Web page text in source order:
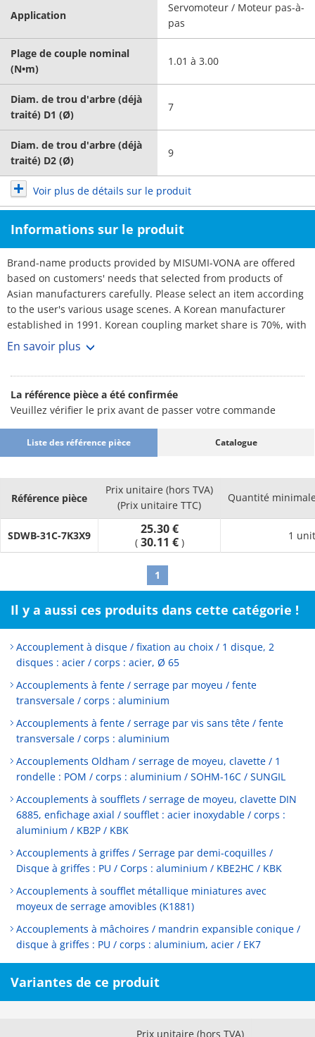
Application
Servomoteur / Moteur pas-à-
pas
Plage de couple nominal
(N•m)
1.01 à 3.00
Diam. de trou d'arbre (déjà
traité) D1 (Ø)
7
Diam. de trou d'arbre (déjà
traité) D2 (Ø)
9
Voir plus de détails sur le produit
Informations sur le produit
Brand-name products provided by MISUMI-VONA are offered
based on customers' needs that selected from products of
Asian manufacturers carefully. Please select an item according
to the user's various usage scenes. A Korean manufacturer
established in 1991. Korean coupling market share is 70%, with
over 3,000 customers. No1 maker. Rich selection, and short
lead-times.
En savoir plus
La référence pièce a été confirmée
Veuillez vérifier le prix avant de passer votre commande
Liste des référence pièce Catalogue
Référence pièce
Prix unitaire (hors TVA)
(Prix unitaire TTC)
Quantité
SDWB-31C-7K3X9 25.30 €
( 30.11 € )
1
1
Il y a aussi ces produits dans cette catégorie !
Accouplement à disque / fixation au choix / 1 disque, 2
disques : acier / corps : acier, Ø 65
Accouplements à fente / serrage par moyeu / fente
transversale / corps : aluminium
Accouplements à fente / serrage par vis sans tête / fente
transversale / corps : aluminium
Accouplements Oldham / serrage de moyeu, clavette / 1
rondelle : POM / corps : aluminium / SOHM-16C / SUNGIL
Accouplements à soufflets / serrage de moyeu, clavette DIN
6885, enfichage axial / soufflet : acier inoxydable / corps :
aluminium / KB2P / KBK
Accouplements à griffes / Serrage par demi-coquilles /
Disque à griffes : PU / Corps : aluminium / KBE2HC / KBK
Accouplements à soufflet métallique miniatures avec
moyeux de serrage amovibles (K1881)
Accouplements à mâchoires / mandrin expansible conique /
disque à griffes : PU / corps : aluminium, acier / EK7
Variantes de ce produit
Prix unitaire (hors TVA)